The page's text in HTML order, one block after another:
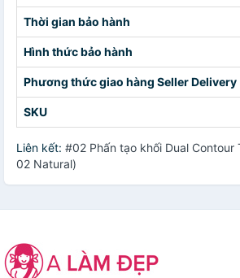
Thời gian bảo hành
Hình thức bảo hành
Phương thức giao hàng Seller Delivery
SKU
Liên kết: #02 Phấn tạo khối Dual Contour
02 Natural)